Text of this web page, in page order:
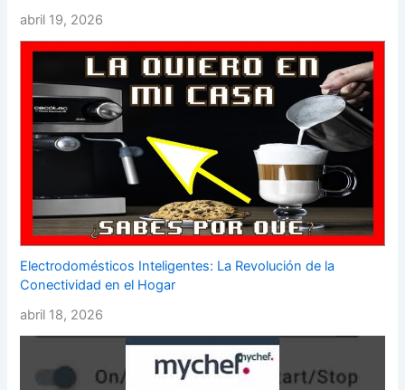
abril 19, 2026
Electrodomésticos Inteligentes: La Revolución de la
Conectividad en el Hogar
abril 18, 2026